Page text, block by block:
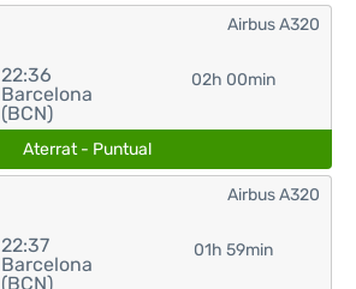
22:36
Barcelona
(BCN)
02h 00min
Airbus A320
Aterrat - Puntual
22:37
Barcelona
(BCN)
01h 59min
Airbus A320